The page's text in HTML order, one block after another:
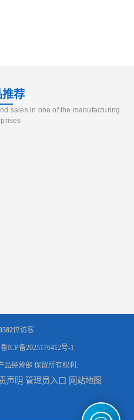
推荐
sales in one of the manufacturing
位访客
鲁ICP备2025176412号-1
品经营部 保留所有权利.
声明 管理员入口 网站地图